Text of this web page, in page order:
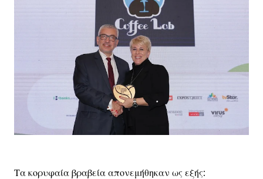
Τα κορυφαία βραβεία απονεμήθηκαν ως εξής: